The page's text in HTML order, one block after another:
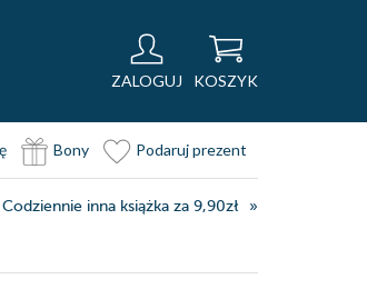
ZALOGUJ KOSZYK
Bony Podaruj prezent
Codziennie inna książka za 9,90zł